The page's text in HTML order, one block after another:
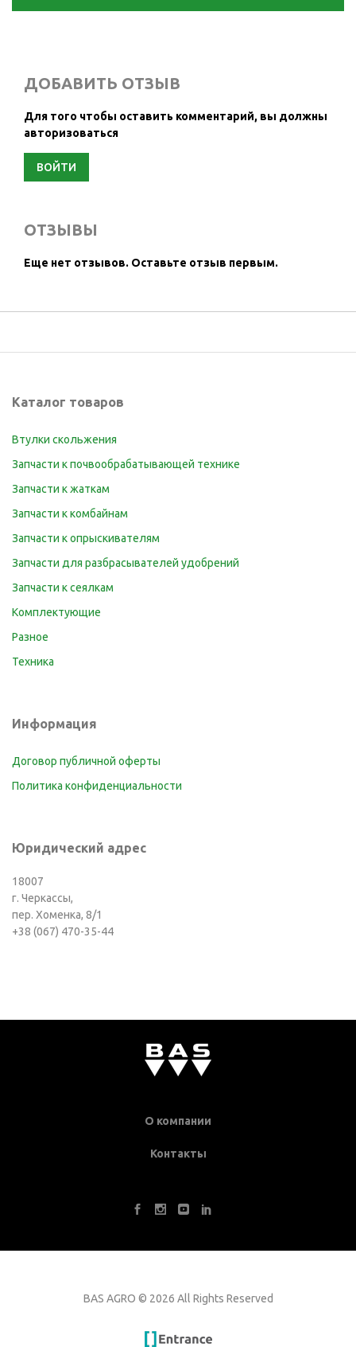
ДОБАВИТЬ ОТЗЫВ
Для того чтобы оставить комментарий, вы должны
авторизоваться
ВОЙТИ
ОТЗЫВЫ
Еще нет отзывов. Оставьте отзыв первым.
Каталог товаров
Втулки скольжения
Запчасти к почвообрабатывающей технике
Запчасти к жаткам
Запчасти к комбайнам
Запчасти к опрыскивателям
Запчасти для разбрасывателей удобрений
Запчасти к сеялкам
Комплектующие
Разное
Техника
Информация
Договор публичной оферты
Политика конфиденциальности
Юридический адрес
18007
г. Черкассы,
пер. Хоменка, 8/1
+38 (067) 470-35-44
О компании
Контакты
BAS AGRO © 2026 All Rights Reserved